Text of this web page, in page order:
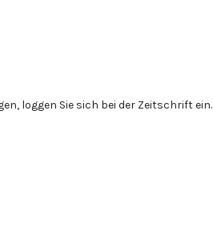
loggen Sie sich bei der Zeitschrift ein.